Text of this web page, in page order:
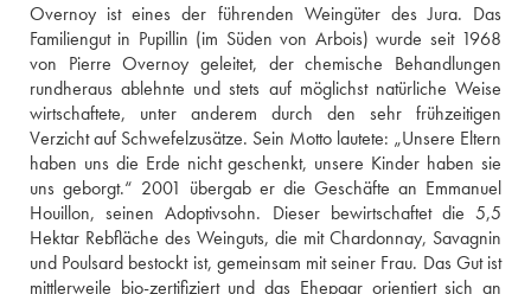
Overnoy ist eines der führenden Weingüter des Jura. Das
Familiengut in Pupillin (im Süden von Arbois) wurde seit 1968
von Pierre Overnoy geleitet, der chemische Behandlungen
rundheraus ablehnte und stets auf möglichst natürliche Weise
wirtschaftete, unter anderem durch den sehr frühzeitigen
Verzicht auf Schwefelzusätze. Sein Motto lautete: „Unsere Eltern
haben uns die Erde nicht geschenkt, unsere Kinder haben sie
uns geborgt.“ 2001 übergab er die Geschäfte an Emmanuel
Houillon, seinen Adoptivsohn. Dieser bewirtschaftet die 5,5
Hektar Rebfläche des Weinguts, die mit Chardonnay, Savagnin
und Poulsard bestockt ist, gemeinsam mit seiner Frau. Das Gut ist
mittlerweile bio-zertifiziert und das Ehepaar orientiert sich an